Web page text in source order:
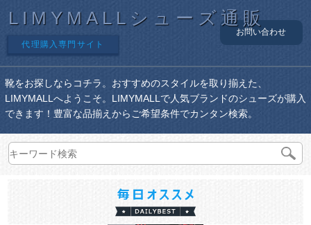
LIMYMALLシューズ通販
代理購入専門サイト
お問い合わせ
靴をお探しならコチラ。おすすめのスタイルを取り揃えた、
LIMYMALLへようこそ。LIMYMALLで人気ブランドのシューズが購入
できます！豊富な品揃えからご希望条件でカンタン検索。